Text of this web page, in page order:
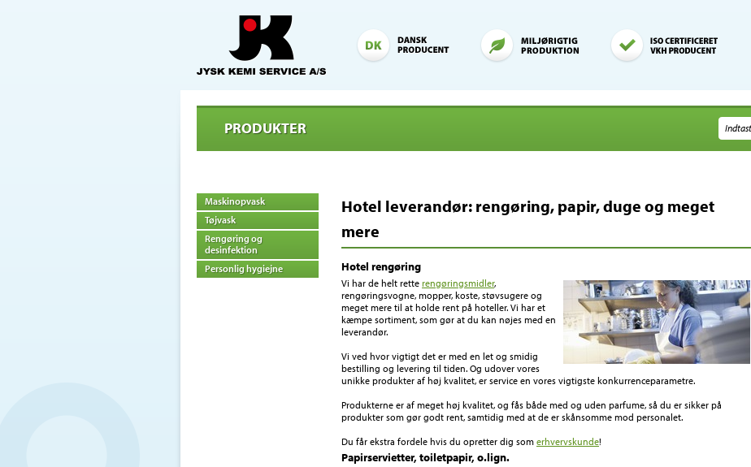
PRODUKTER
Maskinopvask
Tøjvask
Rengøring og
desinfektion
Personlig hygiejne
Hotel leverandør: rengøring, papir, duge og meget
mere
Hotel rengøring
Vi har de helt rette rengøringsmidler,
rengøringsvogne, mopper, koste, støvsugere og
meget mere til at holde rent på hoteller. Vi har et
kæmpe sortiment, som gør at du kan nøjes med en
leverandør.
Vi ved hvor vigtigt det er med en let og smidig
bestilling og levering til tiden. Og udover vores
unikke produkter af høj kvalitet, er service en vores vigtigste konkurrenceparametre.
Produkterne er af meget høj kvalitet, og fås både med og uden parfume, så du er sikker på
produkter som gør godt rent, samtidig med at de er skånsomme mod personalet.
Du får ekstra fordele hvis du opretter dig som erhvervskunde!
Papirservietter, toiletpapir, o.lign.